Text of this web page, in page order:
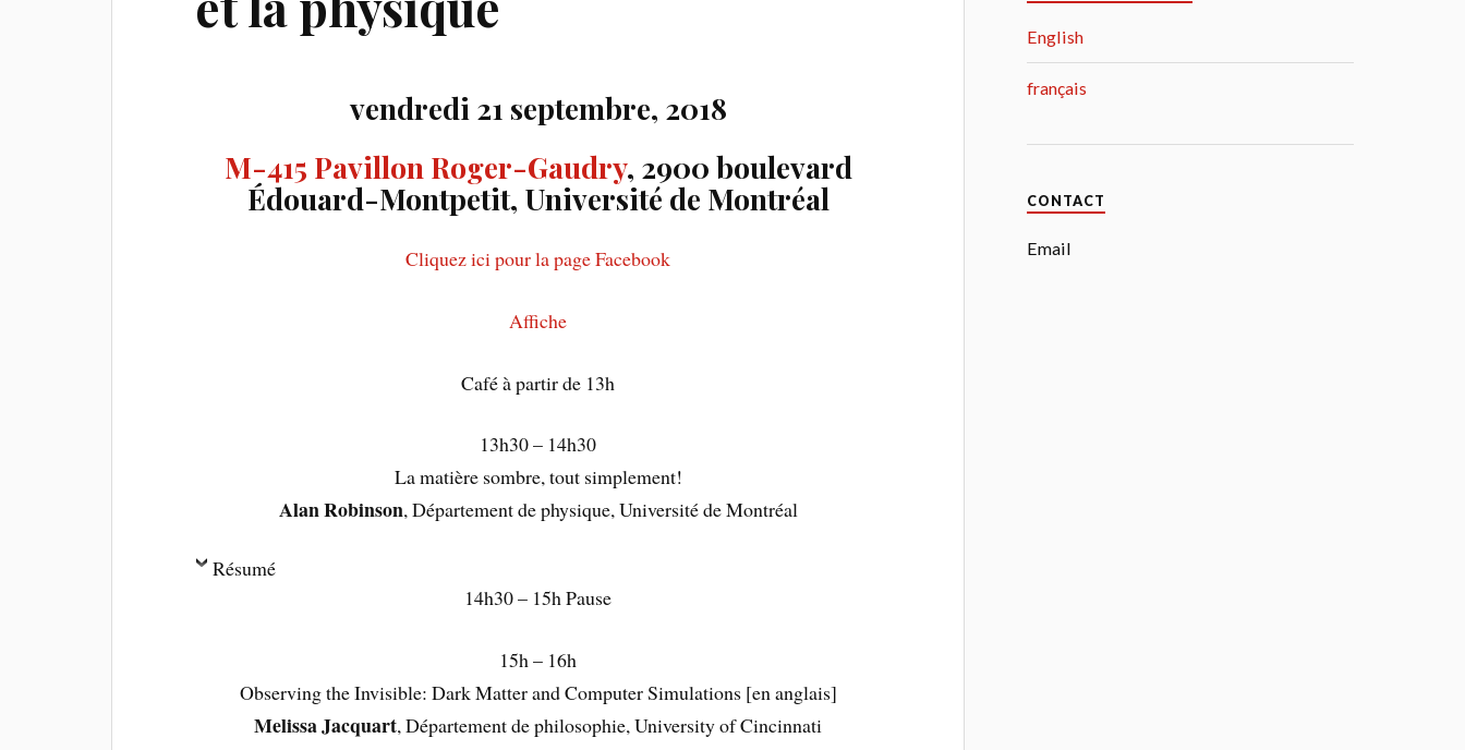
vendredi 21 septembre, 2018
M-415 Pavillon Roger-Gaudry, 2900 boulevard
Édouard-Montpetit, Université de Montréal
Cliquez ici pour la page Facebook
Affiche
Café à partir de 13h
13h30 – 14h30
La matière sombre, tout simplement!
Alan Robinson, Département de physique, Université de Montréal
Résumé
14h30 – 15h Pause
15h – 16h
Observing the Invisible: Dark Matter and Computer Simulations [en anglais]
Melissa Jacquart, Département de philosophie, University of Cincinnati
English
français
CONTACT
Email